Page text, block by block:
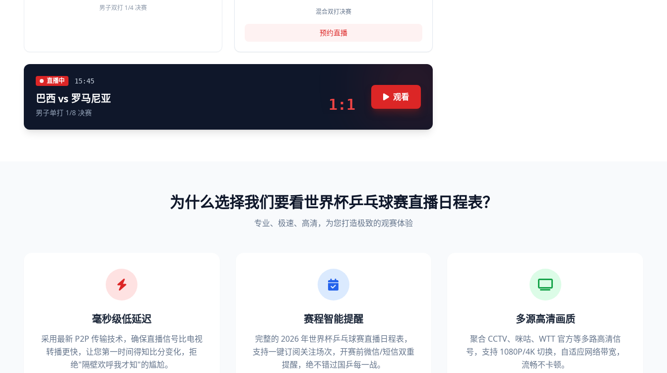
男子双打 1/4 决赛 混合双打决赛
预约直播
直播中 15:45
巴西 vs 罗马尼亚
男子单打 1/8 决赛 1:1 观看
为什么选择我们要看世界杯乒乓球赛直播日程表？
专业、极速、高清，为您打造极致的观赛体验
毫秒级低延迟
采用最新 P2P 传输技术，确保直播信号比电视
转播更快，让您第一时间得知比分变化，拒
绝"隔壁欢呼我才知"的尴尬。
赛程智能提醒
完整的 2026 年世界杯乒乓球赛直播日程表，
支持一键订阅关注场次，开赛前微信/短信双重
提醒，绝不错过国乒每一战。
多源高清画质
聚合 CCTV、咪咕、WTT 官方等多路高清信
号，支持 1080P/4K 切换，自适应网络带宽，
流畅不卡顿。